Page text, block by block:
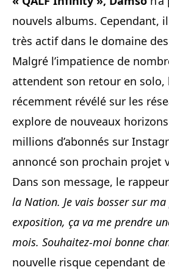
nouvels albums. Cependant,
très actif dans le domaine
Malgré l’impatience de
attendent son retour en solo,
récemment révélé sur les
explore de nouveaux
millions d’abonnés sur
annoncé son prochain projet
Dans son message, le
la Nation. Je vais bosser sur
exposition, ça va me prendre
mois. Souhaitez-moi bonne
nouvelle risque cependant de